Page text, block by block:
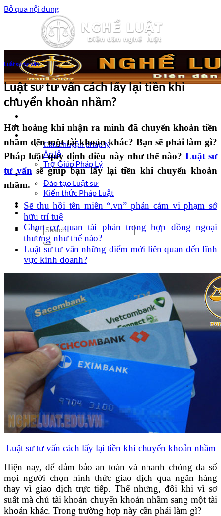
Bỏ qua nội dung
Luật sư tư vấn
Vấn đề pháp lý
Câu chuyện pháp lý
Án lệ
Trợ Giúp Pháp Lý
Nghề Luật
Đào tạo Luật sư
Kiến thức Pháp Luật
Kinh nghiệm – Kỹ năng
Tin tức pháp luật
Luật sư tư vấn
Luật sư tư vấn cách lấy lại tiền khi
chuyển khoản nhầm?
Hốt hoảng khi nhận ra mình đã chuyển khoản tiền
nhầm đến một tài khoản khác? Bạn sẽ phải làm gì?
Pháp luật quy định điều này như thế nào? Luật sư
tư vấn sẽ giúp bạn lấy lại tiền khi chuyển khoản
nhầm.
Sẽ thu hồi tên miền “.vn” phản cảm vi phạm sở
hữu trí tuệ
Chọn cơ quan tài phán trong hợp đồng ngoại
thương như thế nào?
Luật sư tư vấn những điểm mới liên quan đến lĩnh
vực kinh doanh?
Luật sư tư vấn cách lấy lại tiền khi chuyển khoản nhầm
Hiện nay, để đảm bảo an toàn và nhanh chóng đa số
mọi người chọn hình thức giao dịch qua ngân hàng
thay vì giao dịch trực tiếp. Thế nhưng, đôi khi vì sơ
suất mà chủ tài khoản chuyển khoản nhầm sang một tài
khoản khác. Trong trường hợp này cần phải làm gì?